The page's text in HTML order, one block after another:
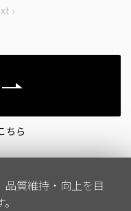
›
ちら
品質維持・向上を目